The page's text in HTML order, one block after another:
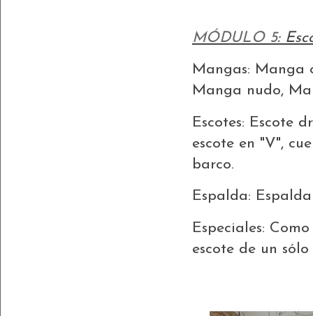
MÓDULO 5:
Mangas: Manga
Manga nudo,
Escotes: Escote
escote en "V",
barco.
Espalda:
Especiales:
escote de un